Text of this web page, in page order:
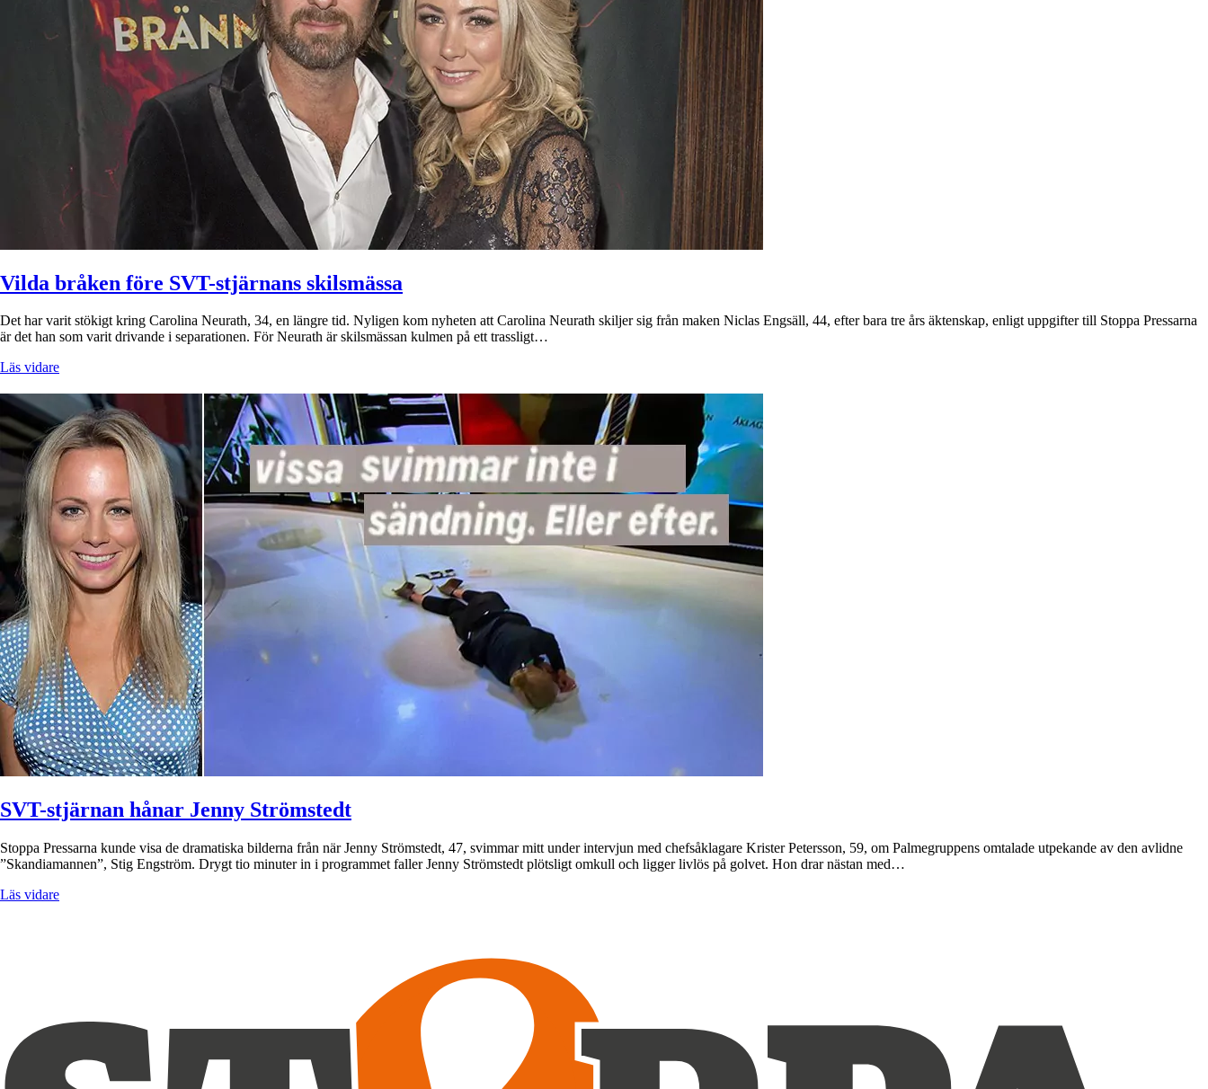
Vilda bråken före SVT-stjärnans skilsmässa
Det har varit stökigt kring Carolina Neurath, 34, en längre tid. Nyligen kom nyheten att Carolina Neurath skiljer sig från maken Niclas Engsäll, 44, efter bara tre års äktenskap, enligt uppgifter till Stoppa Pressarna
är det han som varit drivande i separationen. För Neurath är skilsmässan kulmen på ett trassligt…
Läs vidare
SVT-stjärnan hånar Jenny Strömstedt
Stoppa Pressarna kunde visa de dramatiska bilderna från när Jenny Strömstedt, 47, svimmar mitt under intervjun med chefsåklagare Krister Petersson, 59, om Palmegruppens omtalade utpekande av den avlidne
”Skandiamannen”, Stig Engström. Drygt tio minuter in i programmet faller Jenny Strömstedt plötsligt omkull och ligger livlös på golvet. Hon drar nästan med…
Läs vidare